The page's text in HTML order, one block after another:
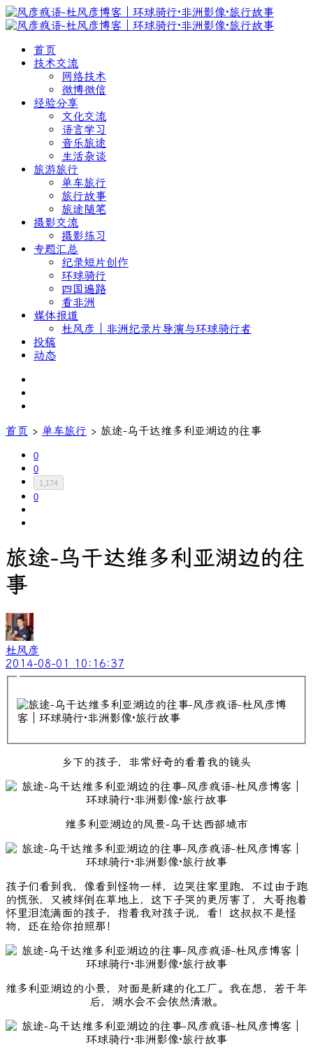
首页
技术交流
网络技术
微博微信
经验分享
文化交流
语言学习
音乐旅途
生活杂谈
旅游旅行
单车旅行
旅行故事
旅途随笔
摄影交流
摄影练习
专题汇总
纪录短片创作
环球骑行
四国遍路
看非洲
媒体报道
杜风彦｜非洲纪录片导演与环球骑行者
投稿
动态
首页 › 单车旅行 › 旅途-乌干达维多利亚湖边的往事
0
0
1,174
0
旅途-乌干达维多利亚湖边的往
事
杜风彦
2014-08-01 10:16:37
乡下的孩子，非常好奇的看着我的镜头
维多利亚湖边的风景-乌干达西部城市
孩子们看到我，像看到怪物一样，边哭往家里跑，不过由于跑
的慌张，又被绊倒在草地上，这下子哭的更厉害了，大哥抱着
怀里泪流满面的孩子，指着我对孩子说，看！这叔叔不是怪
物，还在给你拍照那！
维多利亚湖边的小景，对面是新建的化工厂。我在想，若干年
后，湖水会不会依然清澈。